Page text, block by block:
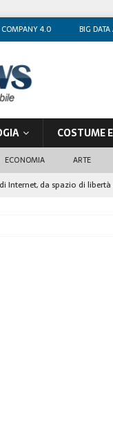
4.0 BIG
COSTUME
ECONOMIA ARTE
Internet, da spazio di
“L’infedeltà
è nel codice: SpaceX vola
Ungheria e morto